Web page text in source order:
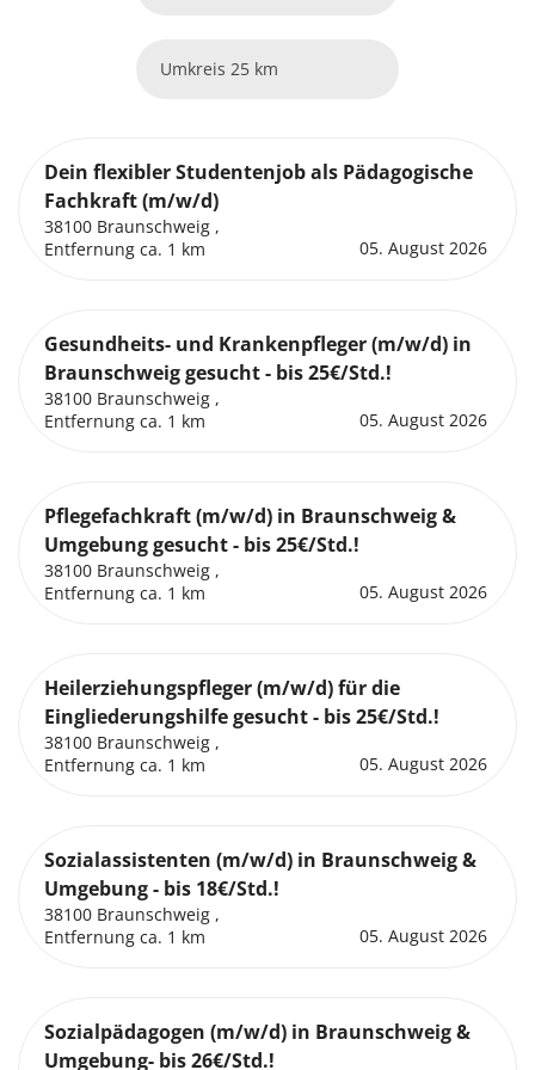
sonstige gewerbliche Berufe
25 km
Dein flexibler Studentenjob als Pädagogische
Fachkraft (m/w/d)
38100 Braunschweig ,
Entfernung ca. 1 km
05. August 2026
Gesundheits- und Krankenpfleger (m/w/d) in
Braunschweig gesucht - bis 25€/Std.!
38100 Braunschweig ,
Entfernung ca. 1 km
05. August 2026
Pflegefachkraft (m/w/d) in Braunschweig &
Umgebung gesucht - bis 25€/Std.!
38100 Braunschweig ,
Entfernung ca. 1 km
05. August 2026
Heilerziehungspfleger (m/w/d) für die
Eingliederungshilfe gesucht - bis 25€/Std.!
38100 Braunschweig ,
Entfernung ca. 1 km
05. August 2026
Sozialassistenten (m/w/d) in Braunschweig &
Umgebung - bis 18€/Std.!
38100 Braunschweig ,
Entfernung ca. 1 km
05. August 2026
Sozialpädagogen (m/w/d) in Braunschweig &
Umgebung- bis 26€/Std.!